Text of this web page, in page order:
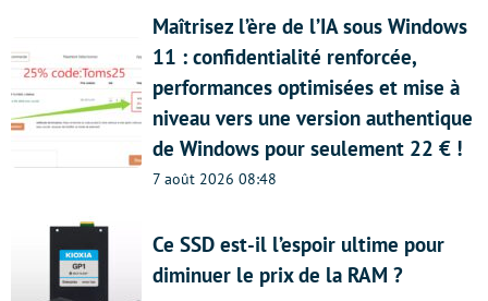
Maîtrisez l’ère de l’IA sous Windows
11 : confidentialité renforcée,
performances optimisées et mise à
niveau vers une version authentique
de Windows pour seulement 22 € !
7 août 2026 08:48
Ce SSD est-il l’espoir ultime pour
diminuer le prix de la RAM ?